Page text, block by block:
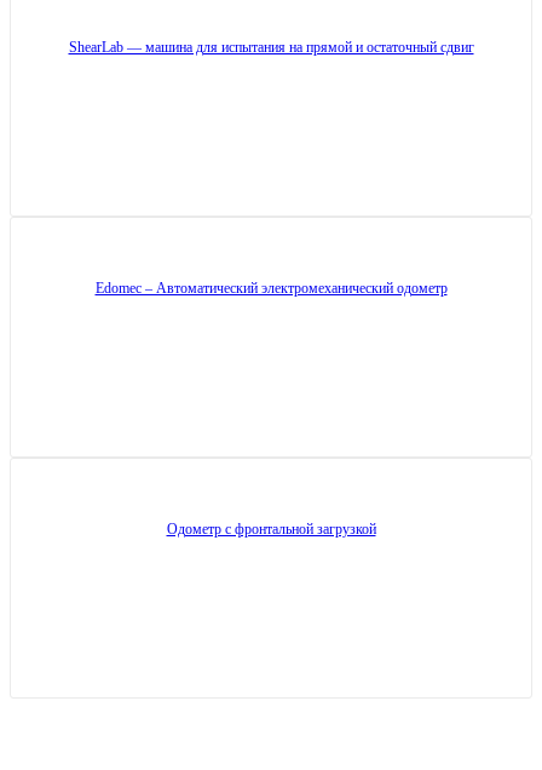
ShearLab — машина для испытания на прямой и остаточный сдвиг
Edomec – Автоматический электромеханический одометр
Одометр с фронтальной загрузкой